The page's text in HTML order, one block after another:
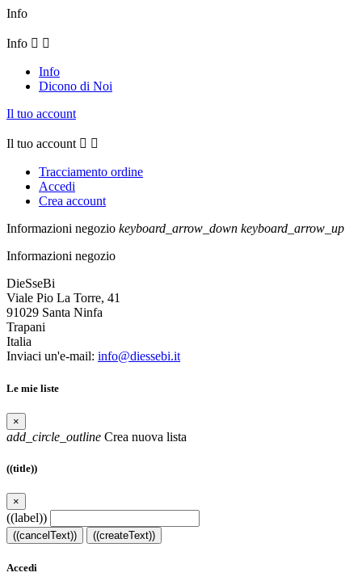
Info
Info  
Info
Dicono di Noi
Il tuo account
Il tuo account  
Tracciamento ordine
Accedi
Crea account
Informazioni negozio keyboard_arrow_down keyboard_arrow_up
Informazioni negozio
DieSseBi
Viale Pio La Torre, 41
91029 Santa Ninfa
Trapani
Italia
Inviaci un'e-mail: info@diessebi.it
Le mie liste
×
add_circle_outline Crea nuova lista
((title))
×
((label))
((cancelText)) ((createText))
Accedi